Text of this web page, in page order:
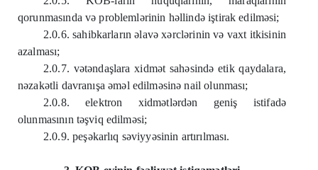
qorunmasında və problemlərinin həllindəiştirak edilməsi;
2.0.6. sahibkarlarınəlavə xərclərinin və vaxt itkisinin
azalması;
2.0.7. vətəndaşlara xidmət sahəsində etik qaydalara,
nəzakətli davranışaəməl edilməsinə nail olunması;
2.0.8. elektron xidmətlərdən geniş istifadə
olunmasının təşviq edilməsi;
2.0.9. peşəkarlıq səviyyəsinin artırılması.